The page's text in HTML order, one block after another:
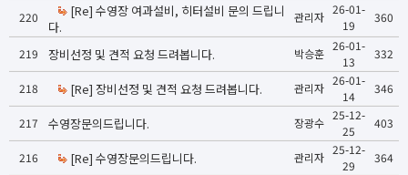
220
[Re] 수영장 여과설비, 히터설비 문의 드립니
다.
관리자
26-01-
19
360
219 장비선정 및 견적 요청 드려봅니다. 박승훈
26-01-
13
332
218 [Re] 장비선정 및 견적 요청 드려봅니다. 관리자
26-01-
14
346
217 수영장문의드립니다. 장광수
25-12-
25
403
216 [Re] 수영장문의드립니다. 관리자
25-12-
29
364